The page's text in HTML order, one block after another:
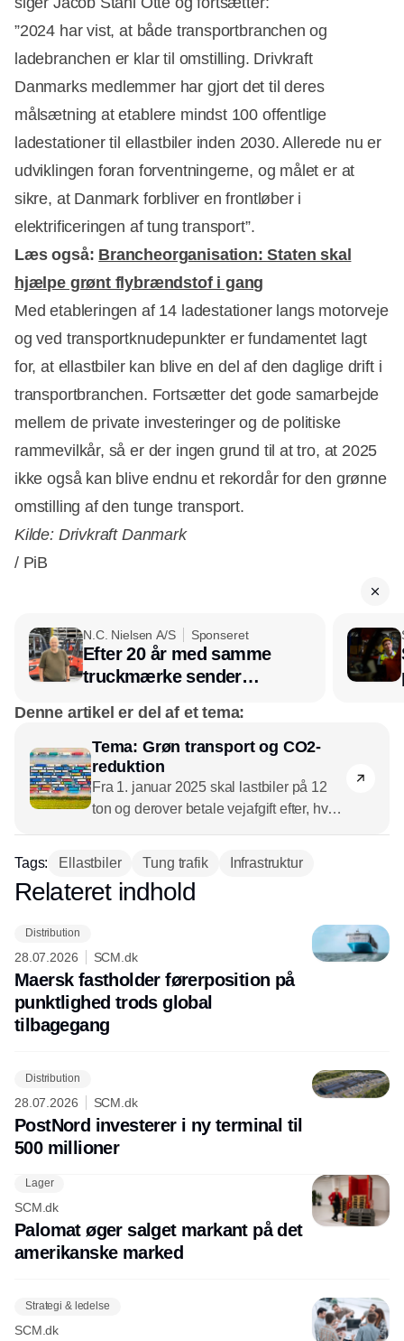
”2024 har vist, at både transportbranchen og
ladebranchen er klar til omstilling. Drivkraft
Danmarks medlemmer har gjort det til deres
målsætning at etablere mindst 100 offentlige
ladestationer til ellastbiler inden 2030. Allerede nu er
udviklingen foran forventningerne, og målet er at
sikre, at Danmark forbliver en frontløber i
elektrificeringen af tung transport”.
Læs også: Brancheorganisation: Staten skal
hjælpe grønt flybrændstof i gang
Med etableringen af 14 ladestationer langs motorveje
og ved transportknudepunkter er fundamentet lagt
for, at ellastbiler kan blive en del af den daglige drift i
transportbranchen. Fortsætter det gode samarbejde
mellem de private investeringer og de politiske
rammevilkår, så er der ingen grund til at tro, at 2025
ikke også kan blive endnu et rekordår for den grønne
omstilling af den tunge transport.
Kilde: Drivkraft Danmark
/ PiB
N.C. Nielsen A/S Sponseret
Efter 20 år med samme
truckmærke sender
hos INOX
Denne artikel er del af et tema:
Tema: Grøn transport og CO2-
reduktion
Fra 1. januar 2025 skal lastbiler på 12
ton og derover betale vejafgift efter, hvor
EU, der skal motivere til en grønnere
godstransport. Der er mange andre
trække CO2 ud af godstransporten. Det
sætter vi i dette tema spot på.
Tags: Ellastbiler Tung trafik Infrastruktur
Annonce
Relateret indhold
Distribution
28.07.2026 SCM.dk
Maersk fastholder førerposition på
punktlighed trods global
tilbagegang
Distribution
28.07.2026 SCM.dk
PostNord investerer i ny terminal til
500 millioner
Lager
SCM.dk
Palomat øger salget markant på det
amerikanske marked
Strategi & ledelse
SCM.dk